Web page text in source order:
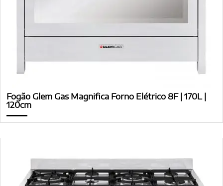
Fogão Glem Gas Magnifica Forno Elétrico 8F | 170L |
120cm